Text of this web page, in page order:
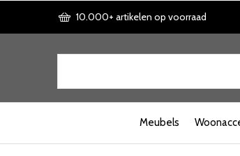
Meubels
10.000+ artikelen op voorraad